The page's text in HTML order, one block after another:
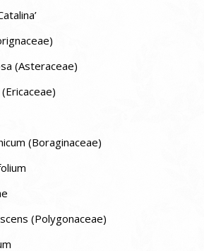
(Asteraceae)
(Boraginaceae)
(Polygonaceae)